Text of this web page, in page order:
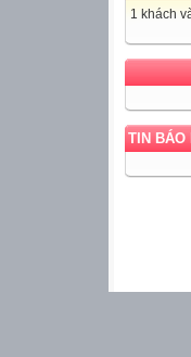
1 khách
TIN BÁO